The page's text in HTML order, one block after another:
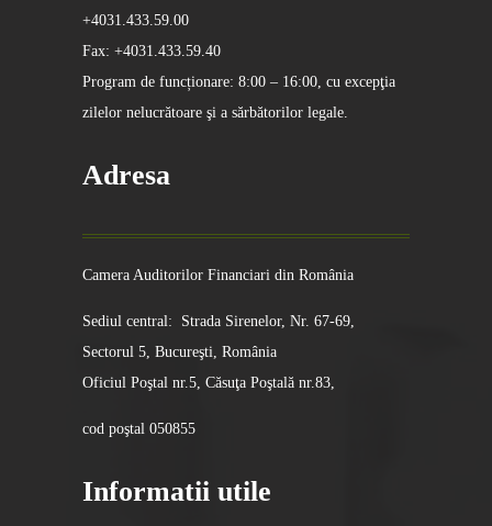
+4031.433.59.00
Fax: +4031.433.59.40
Program de funcționare: 8:00 – 16:00, cu excepţia
zilelor nelucrătoare şi a sărbătorilor legale.
Adresa
Camera Auditorilor Financiari din România
Sediul central: Strada Sirenelor, Nr. 67-69,
Sectorul 5, Bucureşti, România
Oficiul Poştal nr.5, Căsuţa Poştală nr.83,
cod poştal 050855
Informatii utile